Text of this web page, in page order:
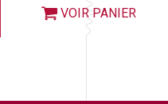
VOIR PANIER